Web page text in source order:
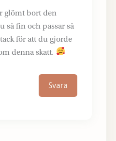
glömt bort den
så fin och passar så
för att du gjorde
denna skatt.
Svara